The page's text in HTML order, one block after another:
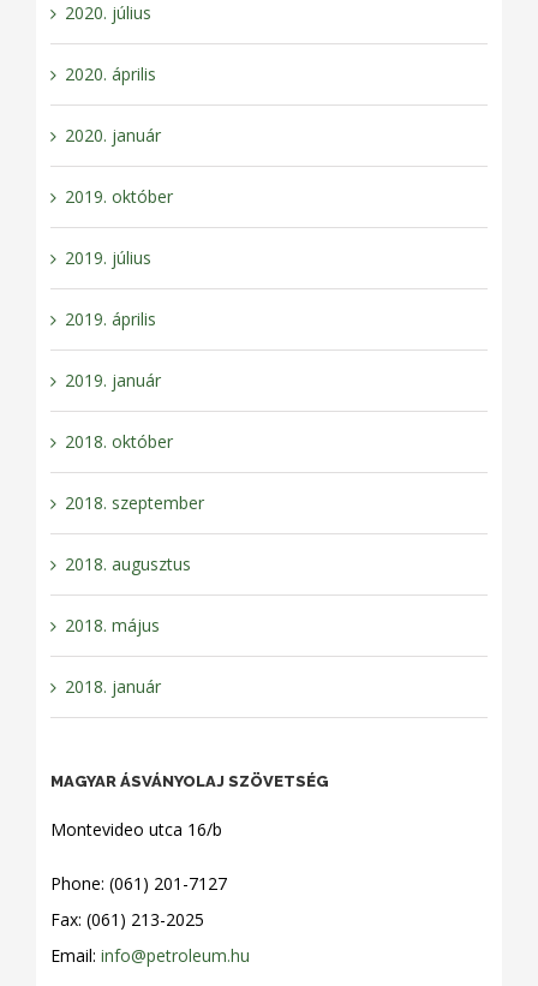
2020. július
2020. április
2020. január
2019. október
2019. július
2019. április
2019. január
2018. október
2018. szeptember
2018. augusztus
2018. május
2018. január
MAGYAR ÁSVÁNYOLAJ SZÖVETSÉG
Montevideo utca 16/b
Phone: (061) 201-7127
Fax: (061) 213-2025
Email: info@petroleum.hu